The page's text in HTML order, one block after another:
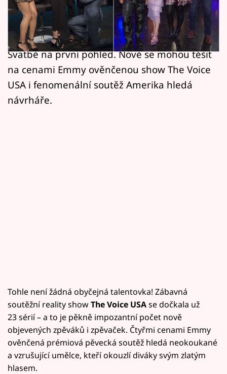
Sledujte prima+
Filmový festival Karlovy Vary
Pořady
Mámy sobě
beru!, volit ty nejkrásnější dívky v Amerika
hledá topmodelku a nakouknou také do
zákulisí nejdůležitějšího dne v životě páru ve
Svatbě na první pohled. Nově se mohou těšit
na cenami Emmy ověnčenou show The Voice
USA i fenomenální soutěž Amerika hledá
návrháře.
Tohle není žádná obyčejná talentovka! Zábavná
soutěžní reality showThe Voice USAse dočkala už
23 sérií – a to je pěkně impozantní počet nově
objevených zpěváků i zpěvaček. Čtyřmi cenami Emmy
ověnčená prémiová pěvecká soutěž hledá neokoukané
a vzrušující umělce, kteří okouzlí diváky svým zlatým
hlasem.